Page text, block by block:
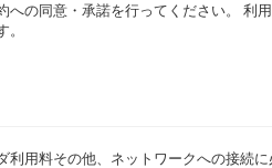
の同意・承諾を行ってください。 利
用料その他、ネットワークへの接続